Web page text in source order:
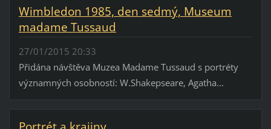
Wimbledon 1985, den sedmý, Museum
madame Tussaud
27/01/2015 20:33
Přidána návštěva Muzea Madame Tussaud s portréty
významných osobností: W.Shakepseare, Agatha...